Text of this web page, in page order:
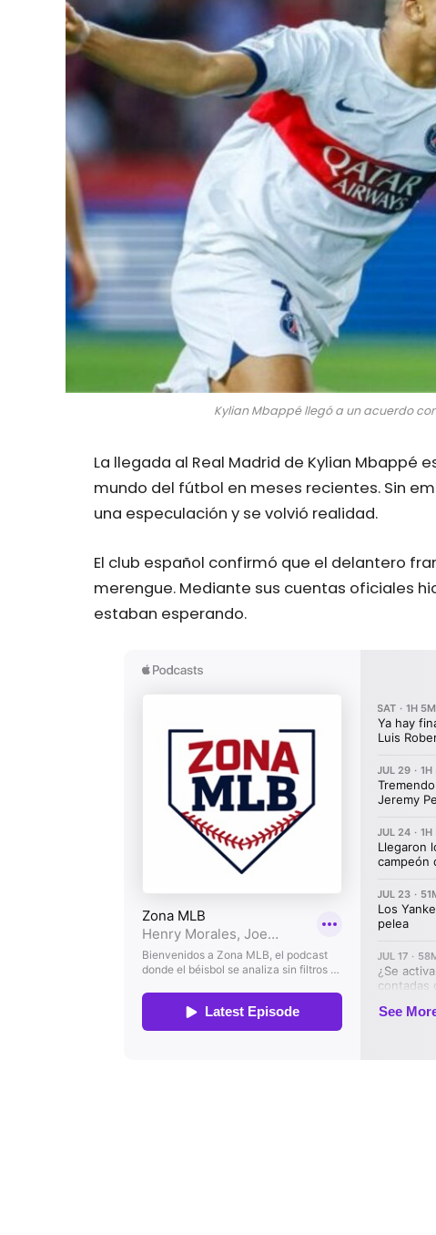
Kylian Mbappé llegó a un acuerdo
La llegada al Real Madrid de Kylian Mbappé
mundo del fútbol en meses recientes. Sin
una especulación y se volvió realidad.
El club español confirmó que el delantero
merengue. Mediante sus cuentas oficiales
estaban esperando.